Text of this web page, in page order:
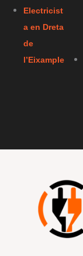
Electricist
a en Dreta
de
l’Eixample